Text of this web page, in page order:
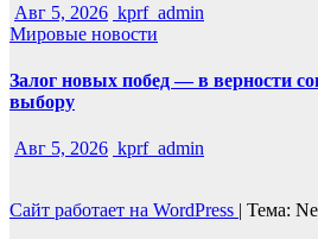
Авг 5, 2026 kprf_admin
Мировые новости
Залог новых побед — в верности
выбору
Авг 5, 2026 kprf_admin
Сайт работает на WordPress | Тема: